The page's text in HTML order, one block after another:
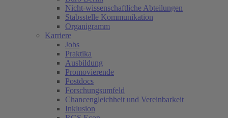
Nicht-wissenschaftliche Abteilungen
Stabsstelle Kommunikation
Organigramm
Karriere
Jobs
Praktika
Ausbildung
Promovierende
Postdocs
Forschungsumfeld
Chancengleichheit und Vereinbarkeit
Inklusion